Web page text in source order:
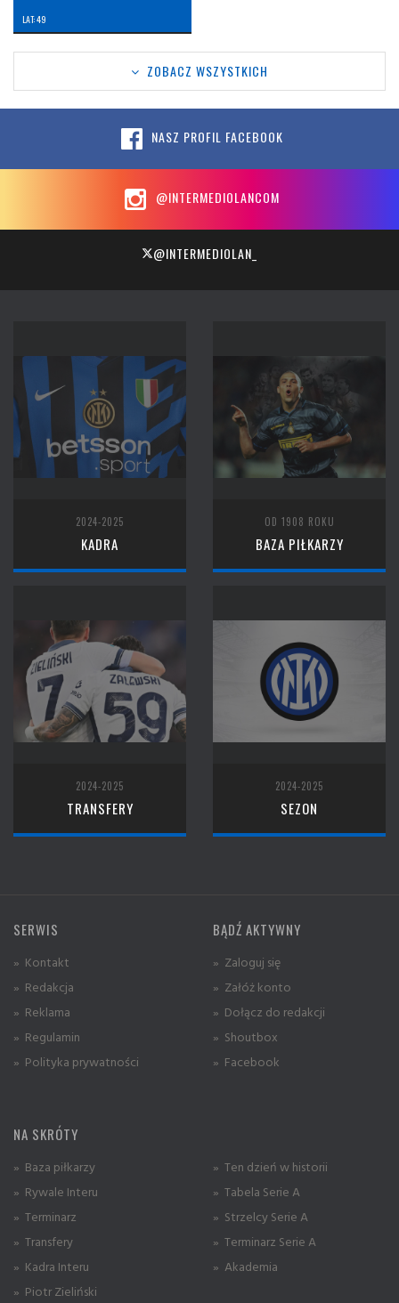
LAT: 49
ZOBACZ WSZYSTKICH
NASZ PROFIL FACEBOOK
@INTERMEDIOLANCOM
@INTERMEDIOLAN_
2024-2025
KADRA
OD 1908 ROKU
BAZA PIŁKARZY
2024-2025
TRANSFERY
2024-2025
SEZON
SERWIS
» Kontakt
» Redakcja
» Reklama
» Regulamin
» Polityka prywatności
BĄDŹ AKTYWNY
» Zaloguj się
» Załóż konto
» Dołącz do redakcji
» Shoutbox
» Facebook
NA SKRÓTY
» Baza piłkarzy
» Rywale Interu
» Terminarz
» Transfery
» Kadra Interu
» Piotr Zieliński
» Ten dzień w historii
» Tabela Serie A
» Strzelcy Serie A
» Terminarz Serie A
» Akademia